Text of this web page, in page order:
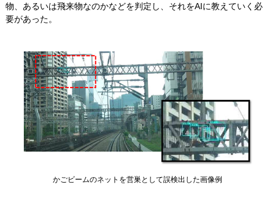
物、あるいは飛来物なのかなどを判定し、それをAIに教えていく必
要があった。
かごビームのネットを営巣として誤検出した画像例